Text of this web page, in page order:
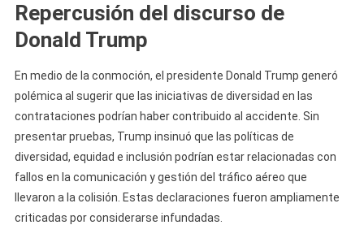
Repercusión del discurso de
Donald Trump
En medio de la conmoción, el presidente Donald Trump generó
polémica al sugerir que las iniciativas de diversidad en las
contrataciones podrían haber contribuido al accidente. Sin
presentar pruebas, Trump insinuó que las políticas de
diversidad, equidad e inclusión podrían estar relacionadas con
fallos en la comunicación y gestión del tráfico aéreo que
llevaron a la colisión. Estas declaraciones fueron ampliamente
criticadas por considerarse infundadas.